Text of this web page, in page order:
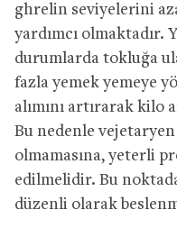
ghrelin seviyelerini
yardımcı olmaktadır.
durumlarda tokluğa
fazla yemek yemeye
alımını artırarak kilo
Bu nedenle vejetaryen
olmamasına, yeterli
edilmelidir. Bu
düzenli olarak